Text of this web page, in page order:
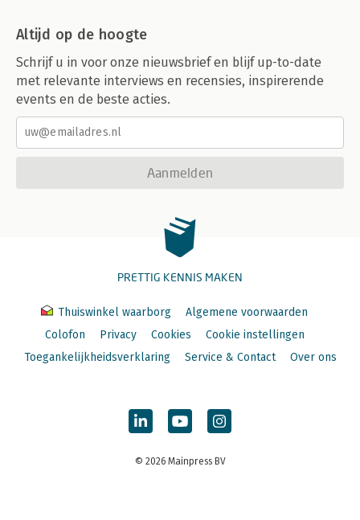
Altijd op de hoogte
Schrijf u in voor onze nieuwsbrief en blijf up-to-date
met relevante interviews en recensies, inspirerende
events en de beste acties.
Aanmelden
PRETTIG KENNIS MAKEN
Thuiswinkel waarborg
Algemene voorwaarden
Colofon
Privacy Cookies
Cookie instellingen
Toegankelijkheidsverklaring
Service & Contact Over ons
© 2026 Mainpress BV